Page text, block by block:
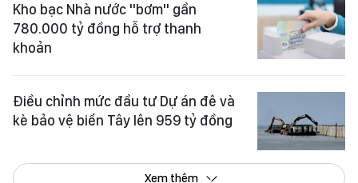
Kho bạc Nhà nước "bơm" gần
780.000 tỷ đồng hỗ trợ thanh
khoản
Điều chỉnh mức đầu tư Dự án đê và
kè bảo vệ biển Tây lên 959 tỷ đồng
Xem thêm